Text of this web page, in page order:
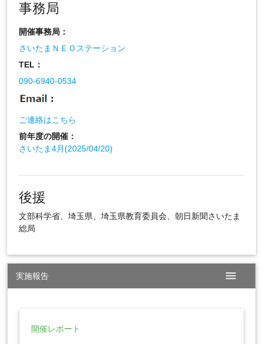
事務局
開催事務局：
さいたまＮＥＯステーション
TEL：
090-6940-0534
ご連絡はこちら
前年度の開催：
さいたま4月(2025/04/20)
後援
文部科学省、埼玉県、埼玉県教育委員会、朝日新聞さいたま
総局
実施報告 menu
開催レポート